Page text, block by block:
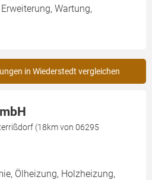
Wartung,
in Wiederstedt vergleichen
(18km von 06295
Ölheizung, Holzheizung,